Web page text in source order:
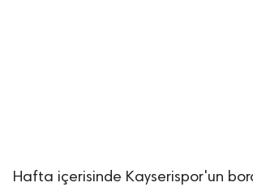
Hafta içerisinde Kayserispor'un